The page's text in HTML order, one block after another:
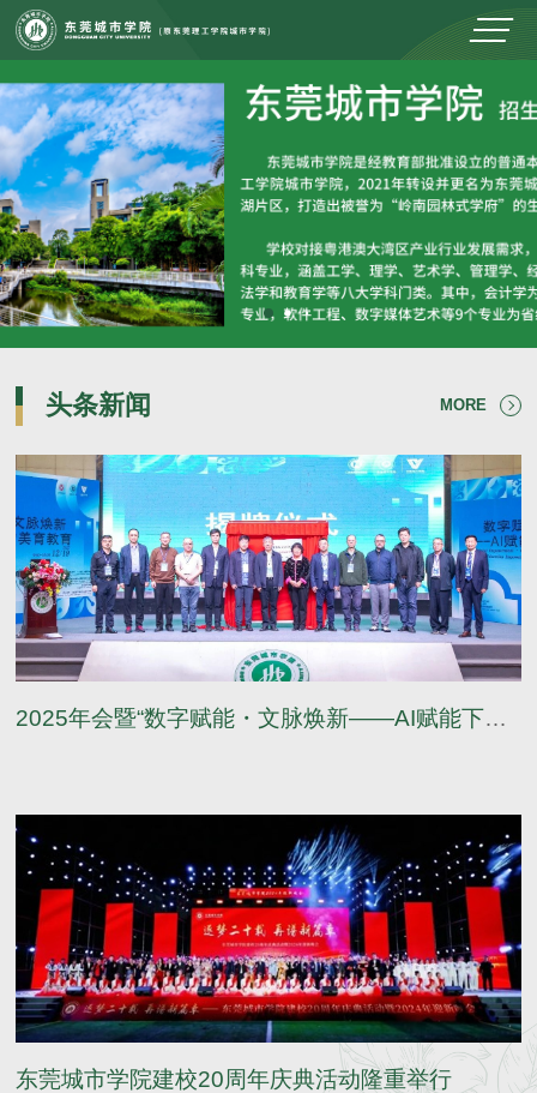
头条新闻 MORE
2025年会暨“数字赋能・文脉焕新——AI赋能下的美育教育”研讨会在我校召开
东莞城市学院建校20周年庆典活动隆重举行